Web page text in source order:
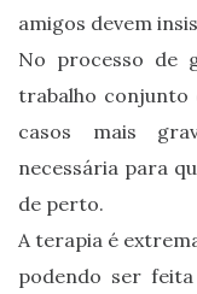
amigos devem
No processo de
trabalho
casos mais
necessária para
de perto.
A terapia é
podendo ser